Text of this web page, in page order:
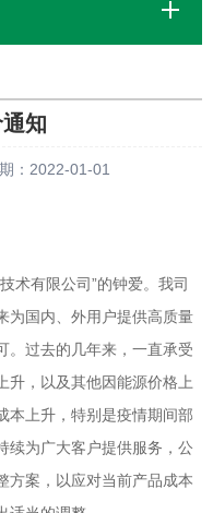
知
：2022-01-01
术有限公司”的钟爱。我司
为国内、外用户提供高质量
。过去的几年来，一直承受
升，以及其他因能源价格上
本上升，特别是疫情期间部
续为广大客户提供服务，公
方案，以应对当前产品成本